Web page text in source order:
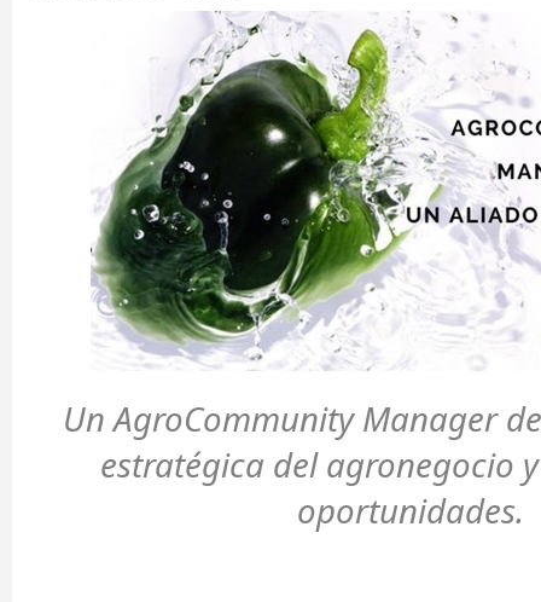
Un AgroCommunity Manager
estratégica del agronegocio
oportunidades.